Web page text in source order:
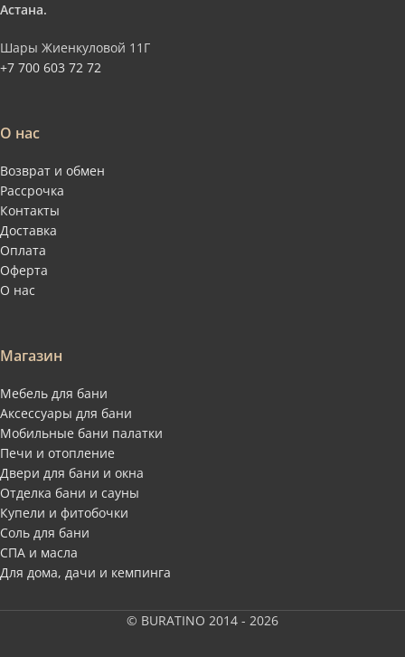
Астана.
Шары Жиенкуловой 11Г
+7 700 603 72 72
О нас
Возврат и обмен
Рассрочка
Контакты
Доставка
Оплата
Оферта
О нас
Магазин
Мебель для бани
Аксессуары для бани
Мобильные бани палатки
Печи и отопление
Двери для бани и окна
Отделка бани и сауны
Купели и фитобочки
Соль для бани
СПА и масла
Для дома, дачи и кемпинга
© BURATINO 2014 - 2026